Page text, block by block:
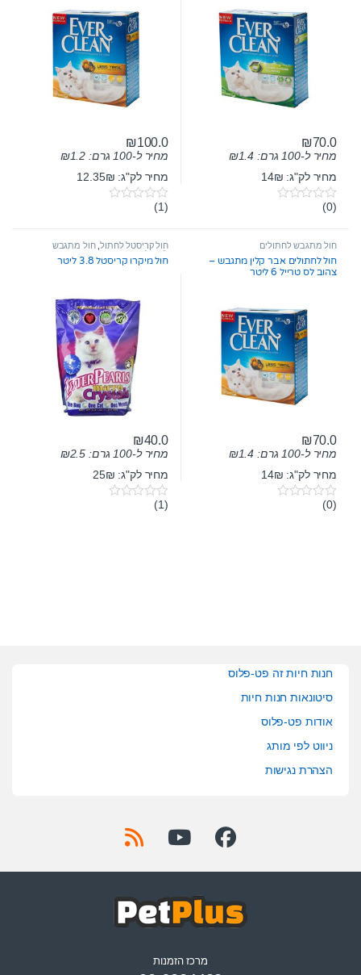
₪70.0
מחיר ל-100 גרם: ₪1.4
מחיר לק"ג: 14₪
0
t
f
5
(0)
₪100.0
מחיר ל-100 גרם: ₪1.2
מחיר לק"ג: 12.35₪
0
t
o
f
(1)
חול מתגבש לחתולים
חול לחתולים אבר קלין מתגבש –
צהוב לס טרייל 6 ליטר
₪70.0
מחיר ל-100 גרם: ₪1.4
מחיר לק"ג: 14₪
0(0)
חול קריסטל לחתול,חול מתגבש
לחתולים
חול מיקרו קריסטל 3.8 ליטר
₪40.0
מחיר ל-100 גרם: ₪2.5
מחיר לק"ג: 25₪
0(1)
חנות חיות זה פט-פלוס
סיטונאות חנות חיות
אודות פט-פלוס
ניווט לפי מותג
הצהרת נגישות
מרכז הזמנות